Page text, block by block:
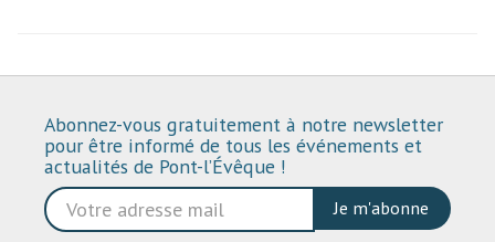
Abonnez-vous gratuitement à notre newsletter
pour être informé de tous les événements et
actualités de Pont-l’Évêque !
Je m'abonne